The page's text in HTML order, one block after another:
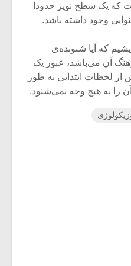
که یک سطح نویز حدودا
وجود داشته باشد.
که آیا شنونده‌ی
آن می‌باشد، عبور یک
لحظات ابتدایی به طور
را به هیچ وجه نمی‌شنود.